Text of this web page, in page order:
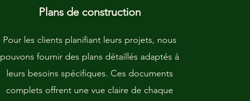
Plans de construction
​Pour les clients planifiant leurs projets, nous
pouvons fournir des plans détaillés adaptés à
leurs besoins spécifiques. Ces documents
complets offrent une vue claire de chaque